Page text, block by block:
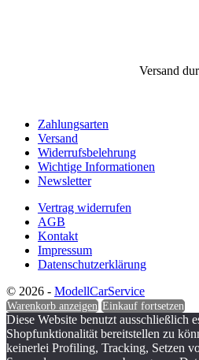
Versand
Zahlungsarten
Versand
Widerrufsbelehrung
Wichtige Informationen
Newsletter
Vertrag widerrufen
AGB
Kontakt
Impressum
Datenschutzerklärung
© 2026 - ModellCarService
Warenkorb anzeigen Einkauf fortsetzen
Diese Website benutzt ausschließlich
Shopfunktionalität bereitstellen zu
keinerlei Profiling, Tracking, Setzen